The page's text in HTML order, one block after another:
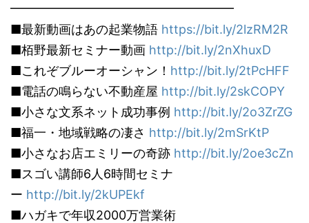
━━━━━━━━━━━━━━━━━━
■最新動画はあの起業物語 https://bit.ly/2lzRM2R
■栢野最新セミナー動画 http://bit.ly/2nXhuxD
■これぞブルーオーシャン！ http://bit.ly/2tPcHFF
■電話の鳴らない不動産屋 http://bit.ly/2skCOPY
■小さな文系ネット成功事例 http://bit.ly/2o3ZrZG
■福一・地域戦略の凄さ http://bit.ly/2mSrKtP
■小さなお店エミリーの奇跡 http://bit.ly/2oe3cZn
■スゴい講師6人6時間セミナ
ー http://bit.ly/2kUPEkf
■ハガキで年収2000万営業術